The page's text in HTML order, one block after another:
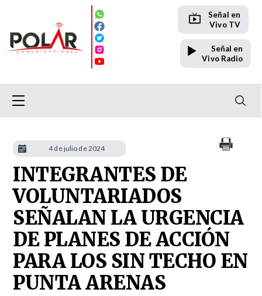
Señal en
Vivo TV
Señal en
Vivo Radio
INTEGRANTES DE
VOLUNTARIADOS
SEÑALAN LA URGENCIA
DE PLANES DE ACCIÓN
PARA LOS SIN TECHO EN
PUNTA ARENAS
4 de julio de 2024